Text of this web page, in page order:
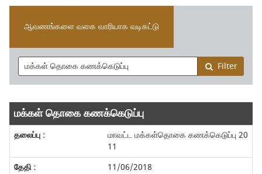
ஆவணங்களை வகை வாரியாக வடிகட்டு
Filter
மக்கள் தொகை கணக்கெடுப்பு
மாவட்ட மக்கள்தொகை கணக்கெடுப்பு 20
11
11/06/2018